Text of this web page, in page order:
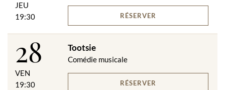
JEU
19:30
RÉSERVER
28
VEN
19:30
Tootsie
Comédie musicale
RÉSERVER